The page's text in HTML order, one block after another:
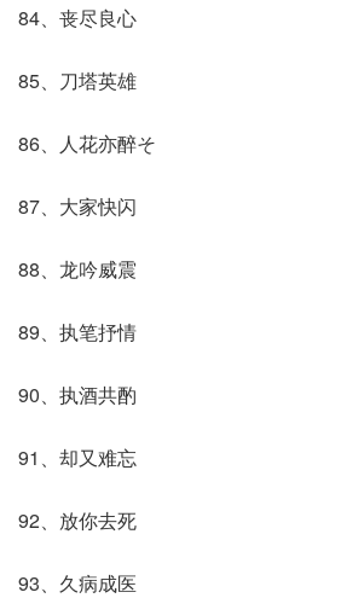
84、丧尽良心
85、刀塔英雄
86、人花亦醉そ
87、大家快闪
88、龙吟威震
89、执笔抒情
90、执酒共酌
91、却又难忘
92、放你去死
93、久病成医